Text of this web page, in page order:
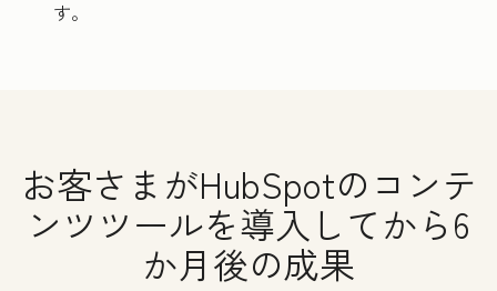
す。
お客さまがHubSpotのコンテ
ンツツールを導入してから6
か月後の成果